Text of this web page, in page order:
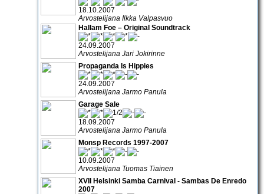
18.10.2007
Arvostelijana Ilkka Valpasvuo
Hallam Foe – Original Soundtrack
24.09.2007
Arvostelijana Jari Jokirinne
Propaganda Is Hippies
24.09.2007
Arvostelijana Jarmo Panula
Garage Sale
18.09.2007
Arvostelijana Jarmo Panula
Monsp Records 1997-2007
10.09.2007
Arvostelijana Tuomas Tiainen
XVII Helsinki Samba Carnival - Sambas De Enredo
2007